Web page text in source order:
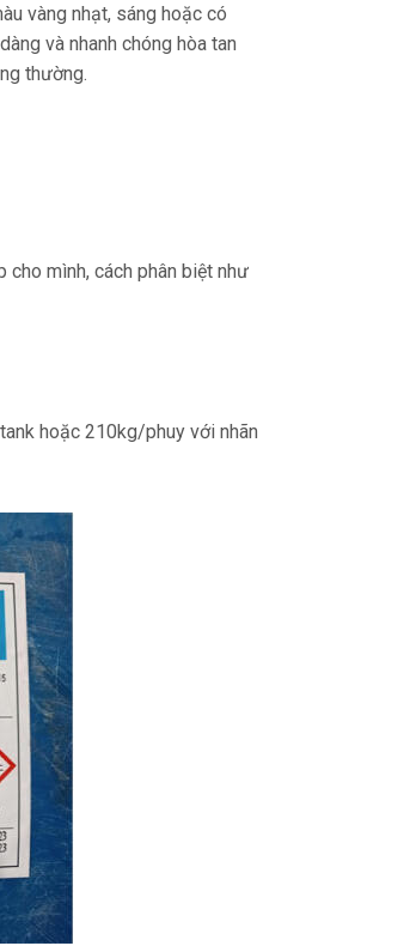
vàng nhạt, sáng hoặc có
và nhanh chóng hòa tan
thường.
mình, cách phân biệt như
hoặc 210kg/phuy với nhãn